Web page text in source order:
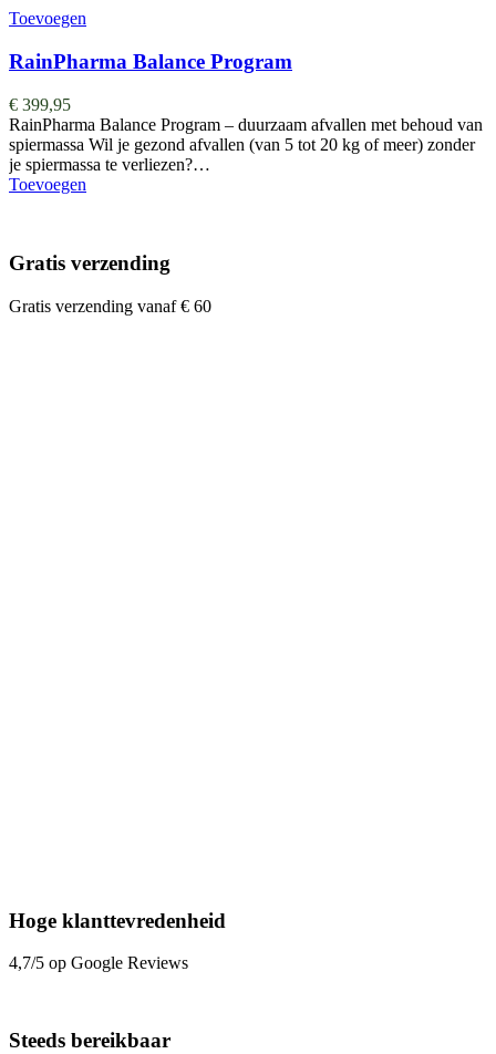
Toevoegen
RainPharma Balance Program
€ 399,95
RainPharma Balance Program – duurzaam afvallen met behoud van
spiermassa Wil je gezond afvallen (van 5 tot 20 kg of meer) zonder
je spiermassa te verliezen?…
Toevoegen
Gratis verzending
Gratis verzending vanaf € 60
Hoge klanttevredenheid
4,7/5 op Google Reviews
Steeds bereikbaar